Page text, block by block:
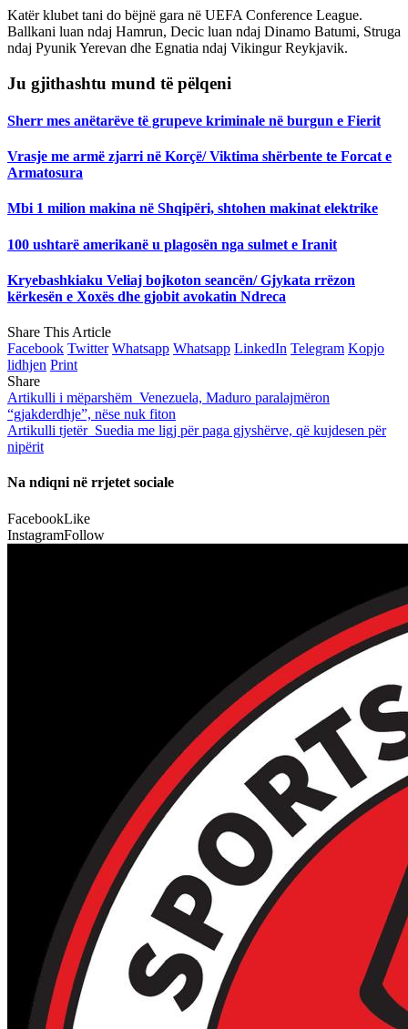
Katër klubet tani do bëjnë gara në UEFA Conference League.
Ballkani luan ndaj Hamrun, Decic luan ndaj Dinamo Batumi, Struga
ndaj Pyunik Yerevan dhe Egnatia ndaj Vikingur Reykjavik.
Ju gjithashtu mund të pëlqeni
Sherr mes anëtarëve të grupeve kriminale në burgun e Fierit
Vrasje me armë zjarri në Korçë/ Viktima shërbente te Forcat e
Armatosura
Mbi 1 milion makina në Shqipëri, shtohen makinat elektrike
100 ushtarë amerikanë u plagosën nga sulmet e Iranit
Kryebashkiaku Veliaj bojkoton seancën/ Gjykata rrëzon
kërkesën e Xoxës dhe gjobit avokatin Ndreca
Share This Article
Facebook Twitter Whatsapp Whatsapp LinkedIn Telegram Kopjo
lidhjen Print
Share
Artikulli i mëparshëm Venezuela, Maduro paralajmëron
“gjakderdhje”, nëse nuk fiton
Artikulli tjetër Suedia me ligj për paga gjyshërve, që kujdesen për
nipërit
Na ndiqni në rrjetet sociale
FacebookLike
InstagramFollow